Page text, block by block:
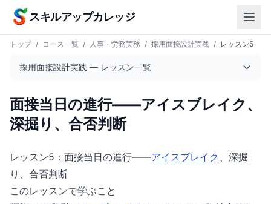
本文へスキップ
スキルアップカレッジ
トップ / コース一覧 / 人事・労務実務 / 採用面接設計実践 / レッスン5
採用面接設計実践 — レッスン一覧
面接当日の進行——アイスブレイク、
深掘り、合否判断
レッスン5：面接当日の進行——アイスブレイク 、深掘
り、合否判断
このレッスンで学ぶこと